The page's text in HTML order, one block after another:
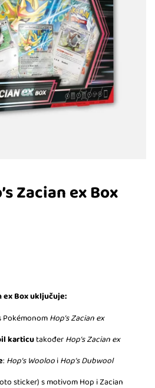
Zacian ex Box
ex Box uključuje:
Pokémonom Hop’s Zacian ex
karticu također Hop’s Zacian ex
: Hop’s Wooloo i Hop’s Dubwool
sticker) s motivom Hop i Zacian